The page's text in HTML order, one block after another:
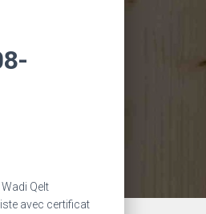
Qelt
avec certificat